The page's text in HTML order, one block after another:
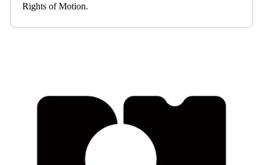
Rights of Motion.